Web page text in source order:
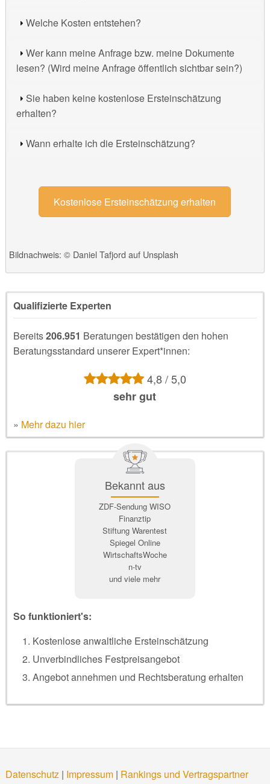
Welche Kosten entstehen?
Wer kann meine Anfrage bzw. meine Dokumente
lesen? (Wird meine Anfrage öffentlich sichtbar sein?)
Sie haben keine kostenlose Ersteinschätzung
erhalten?
Wann erhalte ich die Ersteinschätzung?
Kostenlose Ersteinschätzung erhalten
Bildnachweis: © Daniel Tafjord auf Unsplash
Qualifizierte Experten
Bereits206.951 Beratungen bestätigen den hohen
Beratungsstandard unserer Expert*innen:
4,8 / 5,0
sehr gut
» Mehr dazu hier
Bekannt aus
ZDF-Sendung WISO
Finanztip
Stiftung Warentest
Spiegel Online
WirtschaftsWoche
n-tv
und viele mehr
So funktioniert's:
Kostenlose anwaltliche Ersteinschätzung
Unverbindliches Festpreisangebot
Angebot annehmen und Rechtsberatung erhalten
Datenschutz| Impressum| Rankings und Vertragspartner